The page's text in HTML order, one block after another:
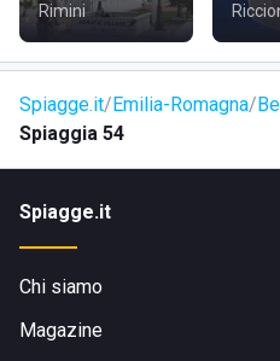
Rimini
Spiagge.it Emilia-Romagna
Spiaggia 54
Spiagge.it
Chi siamo
Magazine